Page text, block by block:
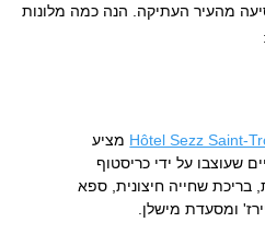
של 10 דקות נסיעה מהעיר העתיקה. הנה כמה מלונות
מציע
שעוצבו על ידי כריסטוף
בריכת שחייה חיצונית, ספא
ומסעדת מישלן.